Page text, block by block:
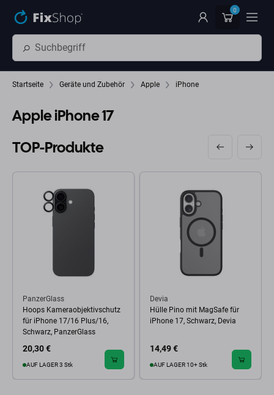
0
Startseite Geräte und Zubehör Apple iPhone
Apple iPhone 17
TOP-Produkte
PanzerGlass
Hoops Kameraobjektivschutz
für iPhone 17/16 Plus/16,
Schwarz, PanzerGlass
20,30 €
AUF LAGER 3 Stk
Devia
Hülle Pino mit MagSafe für
iPhone 17, Schwarz, Devia
14,49 €
AUF LAGER 10+ Stk